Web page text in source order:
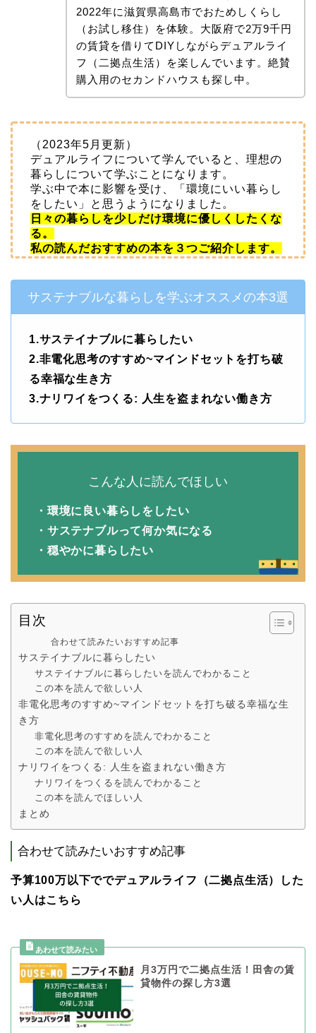
2022年に滋賀県高島市でおためしくらし
（お試し移住）を体験。大阪府で2万9千円
の賃貸を借りてDIYしながらデュアルライ
フ（二拠点生活）を楽しんでいます。絶賛
購入用のセカンドハウスも探し中。
（2023年5月更新）
デュアルライフについて学んでいると、理想の
暮らしについて学ぶことになります。
学ぶ中で本に影響を受け、「環境にいい暮らし
をしたい」と思うようになりました。
日々の暮らしを少しだけ環境に優しくしたくな
る。
私の読んだおすすめの本を３つご紹介します。
サステナブルな暮らしを学ぶオススメの本3選
1.サステイナブルに暮らしたい
2.非電化思考のすすめ~マインドセットを打ち破
る幸福な生き方
3.ナリワイをつくる: 人生を盗まれない働き方
こんな人に読んでほしい
・環境に良い暮らしをしたい
・サステナブルって何か気になる
・穏やかに暮らしたい
目次
合わせて読みたいおすすめ記事
サステイナブルに暮らしたい
サステイナブルに暮らしたいを読んでわかること
この本を読んで欲しい人
非電化思考のすすめ~マインドセットを打ち破る幸福な生
き方
非電化思考のすすめを読んでわかること
この本を読んで欲しい人
ナリワイをつくる: 人生を盗まれない働き方
ナリワイをつくるを読んでわかること
この本を読んでほしい人
まとめ
合わせて読みたいおすすめ記事
予算100万以下ででデュアルライフ（二拠点生活）した
い人はこちら
月3万円で二拠点生活！田舎の賃
貸物件の探し方3選